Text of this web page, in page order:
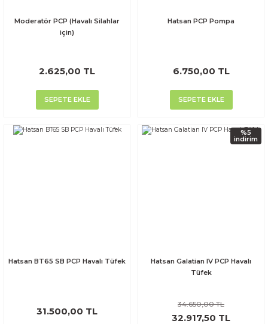
Moderatör PCP (Havalı Silahlar
için)
2.625,00 TL
SEPETE EKLE
Hatsan PCP Pompa
6.750,00 TL
SEPETE EKLE
Hatsan BT65 SB PCP Havalı Tüfek
31.500,00 TL
%5
indirim
Hatsan Galatian IV PCP Havalı
Tüfek
34.650,00 TL
32.917,50 TL